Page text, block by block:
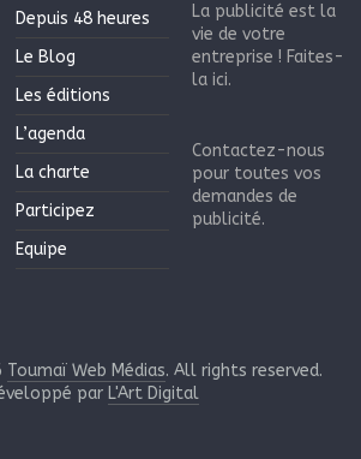
Depuis 48 heures
Le Blog
Les éditions
L’agenda
La charte
Participez
Equipe
La publicité est la
vie de votre
entreprise ! Faites-
la ici.
Contactez-nous
pour toutes vos
demandes de
publicité.
Toumaï Web Médias. All rights reserved.
par L'Art Digital